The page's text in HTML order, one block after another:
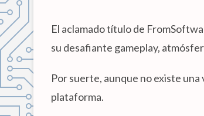
El aclamado título de
su desafiante gameplay,
Por suerte, aunque no existe
plataforma.